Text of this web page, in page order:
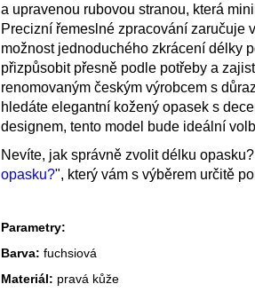
a upravenou rubovou stranou, která
Precizní řemeslné zpracování zaručuje
možnost jednoduchého zkrácení délky
přizpůsobit přesně podle potřeby a
renomovaným českým výrobcem s
hledáte elegantní kožený opasek s
designem, tento model bude ideální
Nevíte, jak správně zvolit délku
opasku?", který vám s výběrem určitě
Parametry:
Barva: fuchsiová
Materiál: pravá kůže